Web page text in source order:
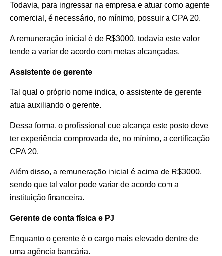
Todavia, para ingressar na empresa e atuar como agente
comercial, é necessário, no mínimo, possuir a CPA 20.
A remuneração inicial é de R$3000, todavia este valor
tende a variar de acordo com metas alcançadas.
Assistente de gerente
Tal qual o próprio nome indica, o assistente de gerente
atua auxiliando o gerente.
Dessa forma, o profissional que alcança este posto deve
ter experiência comprovada de, no mínimo, a certificação
CPA 20.
Além disso, a remuneração inicial é acima de R$3000,
sendo que tal valor pode variar de acordo com a
instituição financeira.
Gerente de conta física e PJ
Enquanto o gerente é o cargo mais elevado dentre de
uma agência bancária.